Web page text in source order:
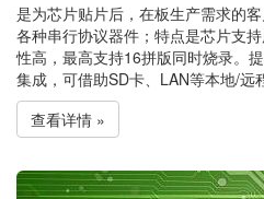
是为芯片贴片后，在板生产需求的
各种串行协议器件；特点是芯片支
性高，最高支持16拼版同时烧录。
集成，可借助SD卡、LAN等本地/远
查看详情 »